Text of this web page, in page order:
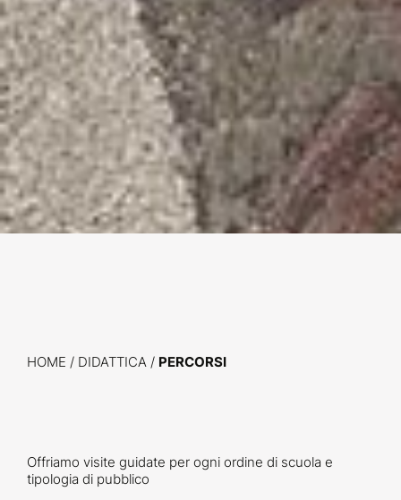
HOME / DIDATTICA / PERCORSI
Offriamo visite guidate per ogni ordine di scuola e
tipologia di pubblico